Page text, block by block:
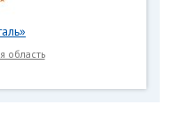
область